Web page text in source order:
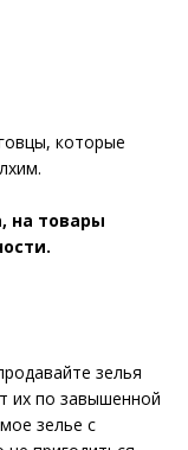
которые
на товары
зелья
их по завышенной
зелье с